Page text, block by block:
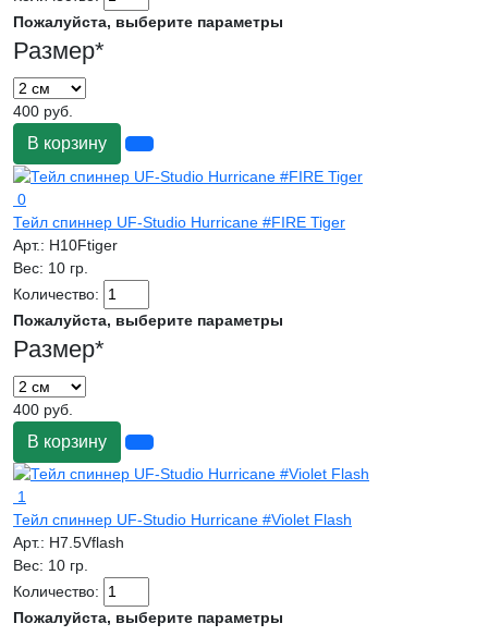
Пожалуйста, выберите параметры
Размер*
400 руб.
В корзину
0
Тейл спиннер UF-Studio Hurricane #FIRE Tiger
Арт.: H10Ftiger
Вес: 10 гр.
Количество:
Пожалуйста, выберите параметры
Размер*
400 руб.
В корзину
1
Тейл спиннер UF-Studio Hurricane #Violet Flash
Арт.: H7.5Vflash
Вес: 10 гр.
Количество:
Пожалуйста, выберите параметры